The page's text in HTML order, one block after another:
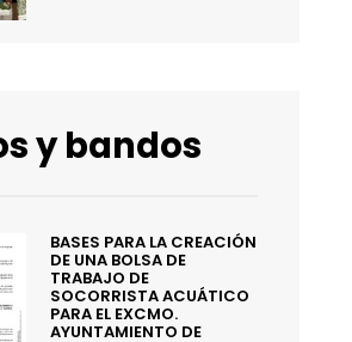
y bandos
BASES PARA LA CREACIÓN
DE UNA BOLSA DE
TRABAJO DE
SOCORRISTA ACUÁTICO
PARA EL EXCMO.
AYUNTAMIENTO DE